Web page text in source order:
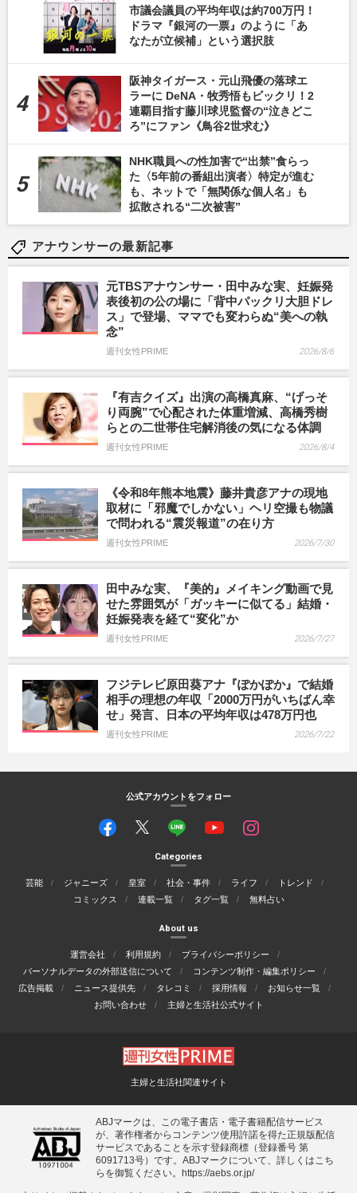
市議会議員の平均年収は約700万円！
ドラマ『銀河の一票』のように「あ
なたが立候補」という選択肢
阪神タイガース・元山飛優の落球エ
ラーに DeNA・牧秀悟もビックリ！2
連覇目指す藤川球児監督の“泣きどこ
ろ”にファン《鳥谷2世求む》
NHK職員への性加害で“出禁”食らっ
た〈5年前の番組出演者〉特定が進む
も、ネットで「無関係な個人名」も
拡散される“二次被害”
アナウンサーの最新記事
元TBSアナウンサー・田中みな実、妊娠発
表後初の公の場に「背中パックリ大胆ドレ
ス」で登場、ママでも変わらぬ“美への執
念”
週刊女性PRIME 2026/8/6
『有吉クイズ』出演の高橋真麻、“げっそ
り両腕”で心配された体重増減、高橋秀樹
らとの二世帯住宅解消後の気になる体調
週刊女性PRIME 2026/8/4
《令和8年熊本地震》藤井貴彦アナの現地
取材に「邪魔でしかない」ヘリ空撮も物議
で問われる“震災報道”の在り方
週刊女性PRIME 2026/7/30
田中みな実、『美的』メイキング動画で見
せた雰囲気が「ガッキーに似てる」結婚・
妊娠発表を経て“変化”か
週刊女性PRIME 2026/7/27
フジテレビ原田葵アナ『ぽかぽか』で結婚
相手の理想の年収「2000万円がいちばん幸
せ」発言、日本の平均年収は478万円也
週刊女性PRIME 2026/7/22
公式アカウントをフォロー
Categories
芸能 ジャニーズ 皇室 社会・事件 ライフ
トレンド
コミックス
連載一覧 タグ一覧 無料占い
About us
運営会社 利用規約
プライバシーポリシー
パーソナルデータの外部送信について
コンテンツ制作・編集ポリシー
広告掲載
ニュース提供先 タレコミ 採用情報
お知らせ一覧
お問い合わせ
主婦と生活社公式サイト
主婦と生活社関連サイト
ABJマークは、この電子書店・電子書籍配信サービス
が、著作権者からコンテンツ使用許諾を得た正規版配信
サービスであることを示す登録商標（登録番号 第
6091713号）です。ABJマークについて、詳しくはこち
らを御覧ください。
https://aebs.or.jp/